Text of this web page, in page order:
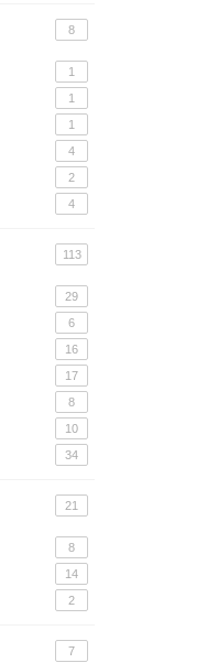
8
1
1
1
4
2
4
113
29
6
16
17
8
10
34
21
8
14
2
7